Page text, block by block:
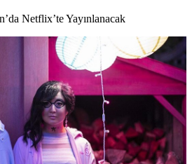
Netflix’te Yayınlanacak